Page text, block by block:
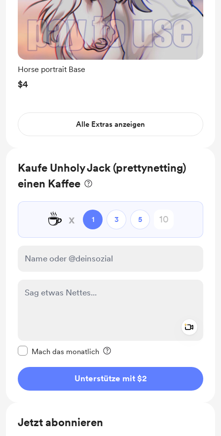
Horse portrait Base
$4
Alle Extras anzeigen
Kaufe Unholy Jack (prettynetting)
einen Kaffee
☕ x 1 3 5
Mach das monatlich
Unterstütze mit $2
Jetzt abonnieren